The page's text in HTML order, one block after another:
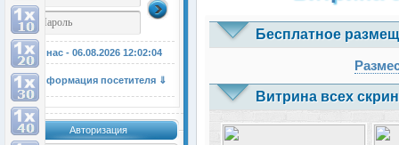
У нас - 06.08.2026 12:02:05
Информация посетителя ⇓
Авторизация
Бесплатное
Витрина всех